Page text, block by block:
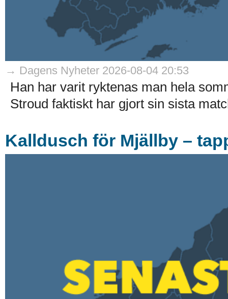
→ Dagens Nyheter 2026-08-04 20:53
Han har varit ryktenas man hela
Stroud faktiskt har gjort sin sista
Kalldusch för Mjällby –